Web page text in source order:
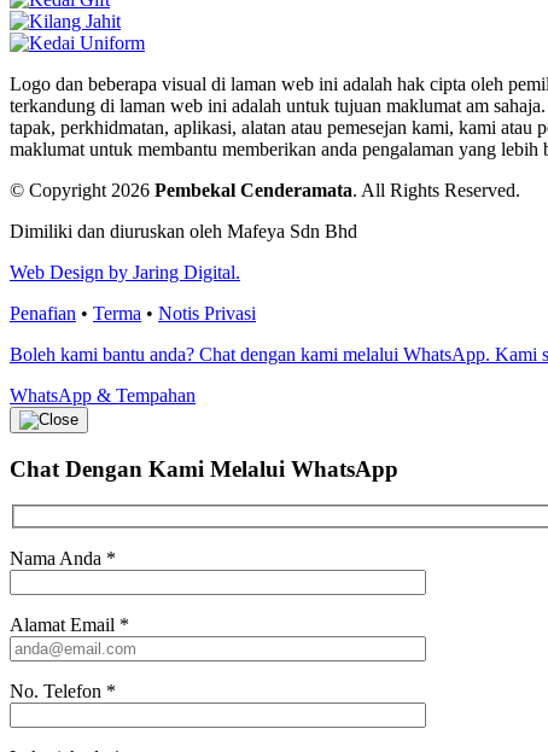
Logo dan beberapa visual di laman web ini adalah hak cipta oleh
terkandung di laman web ini adalah untuk tujuan maklumat am
tapak, perkhidmatan, aplikasi, alatan atau pemesejan kami, kami
maklumat untuk membantu memberikan anda pengalaman yang
© Copyright 2026 Pembekal Cenderamata. All Rights Reserved.
Dimiliki dan diuruskan oleh Mafeya Sdn Bhd
Web Design by Jaring Digital.
Penafian • Terma • Notis Privasi
Boleh kami bantu anda? Chat dengan kami melalui WhatsApp. Kami
WhatsApp & Tempahan
Chat Dengan Kami Melalui WhatsApp
Nama Anda *
Alamat Email *
No. Telefon *